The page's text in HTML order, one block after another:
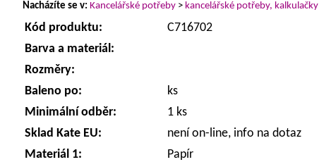
Nacházíte se v: Kancelářské potřeby > kancelářské potřeby, kalkulačky
Kód produktu:
C716702
Barva a materiál:
Rozměry:
Baleno po:
ks
Minimální odběr:
1 ks
Sklad Kate EU:
není on-line, info na dotaz
Materiál 1:
Papír